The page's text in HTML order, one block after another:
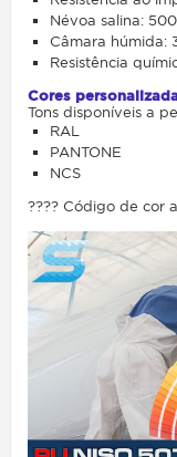
Névoa salina:
Câmara húmida:
Resistência
Cores
Tons disponíveis a
RAL
PANTONE
NCS
???? Código de cor